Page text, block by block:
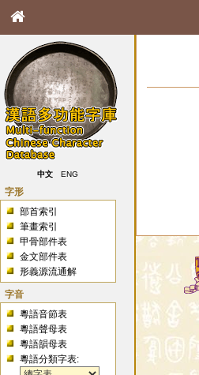
中文 ENG
字形
部首索引
筆畫索引
甲骨部件表
金文部件表
形義源流通解
字音
粵語音節表
粵語聲母表
粵語韻母表
粵語分類字表: